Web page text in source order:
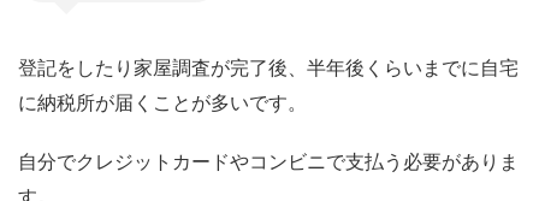
登記をしたり家屋調査が完了後、半年後くらいまでに自宅
に納税所が届くことが多いです。
自分でクレジットカードやコンビニで支払う必要がありま